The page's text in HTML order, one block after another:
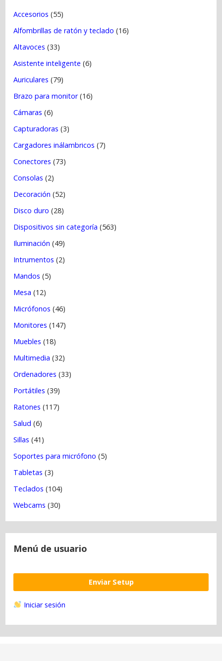
Accesorios (55)
Alfombrillas de ratón y teclado (16)
Altavoces (33)
Asistente inteligente (6)
Auriculares (79)
Brazo para monitor(16)
Cámaras (6)
Capturadoras (3)
Cargadores inálambricos (7)
Conectores (73)
Consolas (2)
Decoración (52)
Disco duro (28)
Dispositivos sin categoría (563)
Iluminación (49)
Intrumentos (2)
Mandos (5)
Mesa (12)
Micrófonos (46)
Monitores (147)
Muebles (18)
Multimedia (32)
Ordenadores (33)
Portátiles (39)
Ratones (117)
Salud (6)
Sillas (41)
Soportes para micrófono (5)
Tabletas (3)
Teclados (104)
Webcams (30)
Menú de usuario
Enviar Setup
Iniciar sesión